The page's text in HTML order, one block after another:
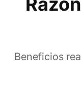
Beneficios